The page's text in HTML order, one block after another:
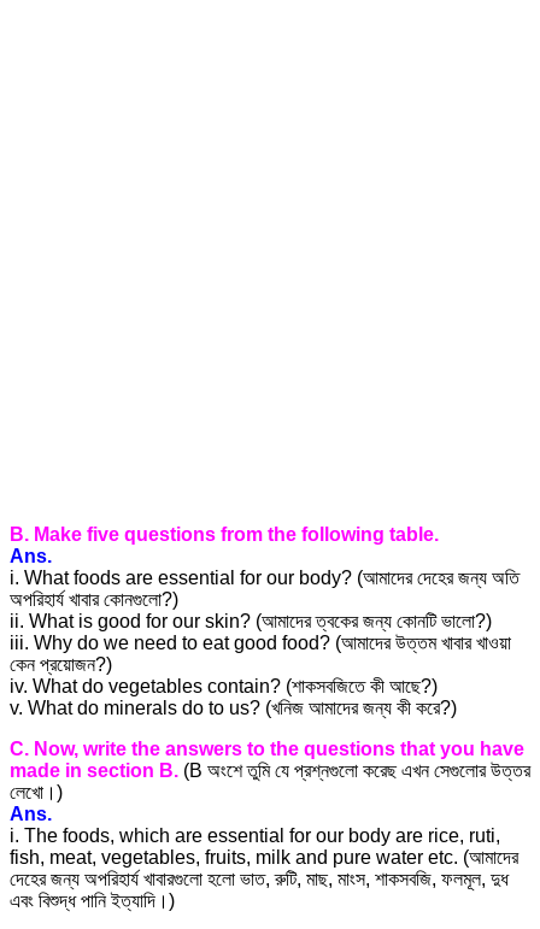
B. Make five questions from the following table.
Ans.
i. What foods are essential for our body? (আমাদের দেহের জন্য অতি
অপরিহার্য খাবার কোনগুলো?)
ii. What is good for our skin? (আমাদের ত্বকের জন্য কোনটি ভালো?)
iii. Why do we need to eat good food? (আমাদের উত্তম খাবার খাওয়া
কেন প্রয়োজন?)
iv. What do vegetables contain? (শাকসবজিতে কী আছে?)
v. What do minerals do to us? (খনিজ আমাদের জন্য কী করে?)
C. Now, write the answers to the questions that you have
made in section B. (B অংশে তুমি যে প্রশ্নগুলো করেছ এখন সেগুলোর উত্তর
লেখো।)
Ans.
i. The foods, which are essential for our body are rice, ruti,
fish, meat, vegetables, fruits, milk and pure water etc. (আমাদের
দেহের জন্য অপরিহার্য খাবারগুলো হলো ভাত, রুটি, মাছ, মাংস, শাকসবজি, ফলমূল, দুধ
এবং বিশুদ্ধ পানি ইত্যাদি।)